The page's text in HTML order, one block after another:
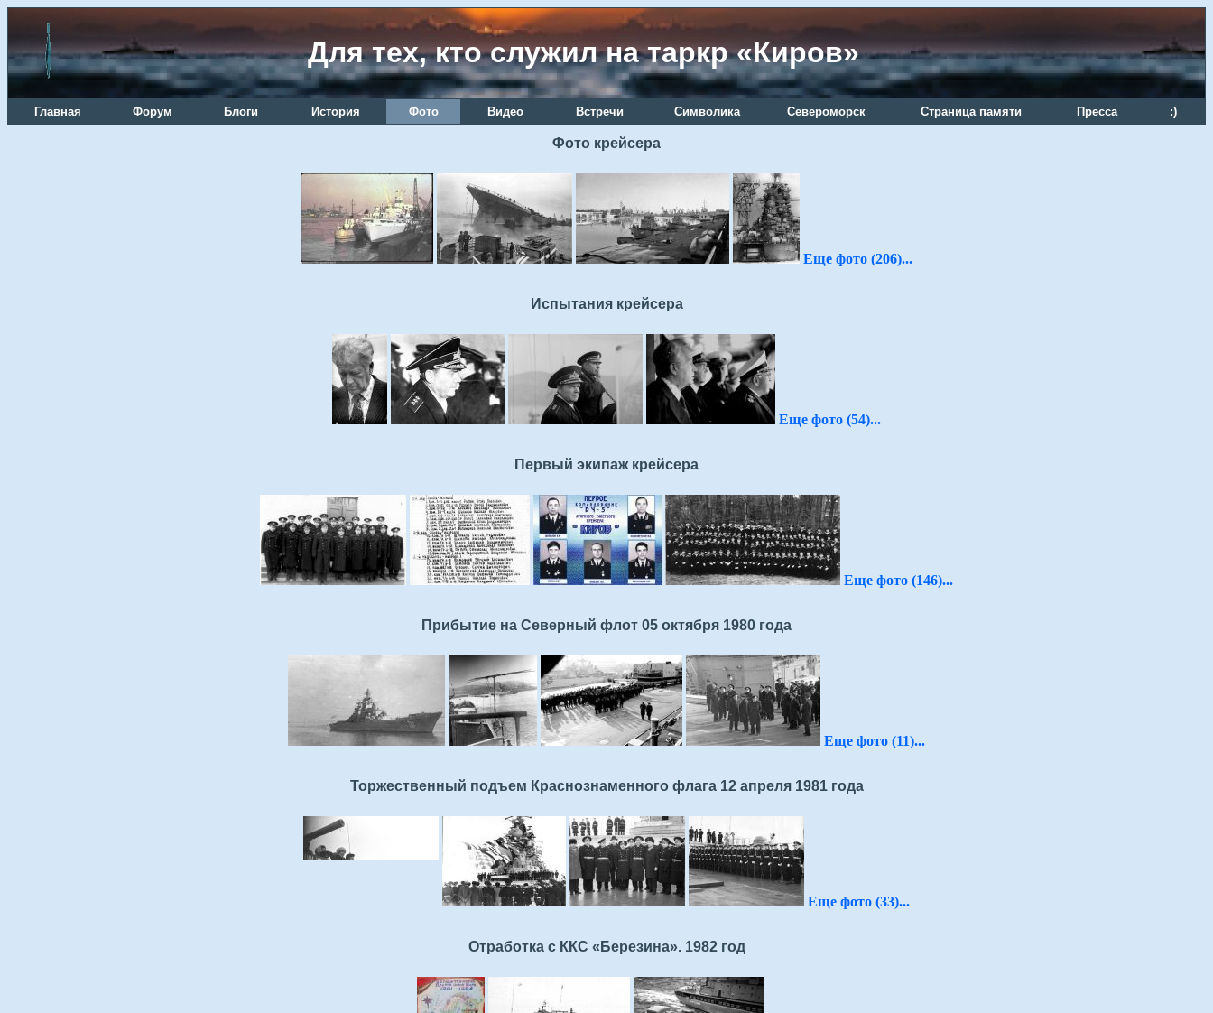
Для тех, кто служил на таркр «Киров»
Главная Форум Блоги История Фото Видео Встречи Символика Североморск Страница памяти Пресса :)
Фото крейсера
Еще фото (206)...
Испытания крейсера
Еще фото (54)...
Первый экипаж крейсера
Еще фото (146)...
Прибытие на Северный флот 05 октября 1980 года
Еще фото (11)...
Торжественный подъем Краснознаменного флага 12 апреля 1981 года
Еще фото (33)...
Отработка с ККС «Березина». 1982 год